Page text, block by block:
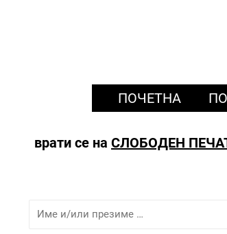
ПОЧЕТНА
врати се на СЛОБОДЕН
и/